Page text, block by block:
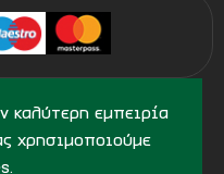
καλύτερη εμπειρία
χρησιμοποιούμε